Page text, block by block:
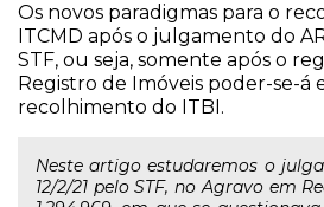
Os novos paradigmas para o
ITCMD após o julgamento do
STF, ou seja, somente após o
Registro de Imóveis poder-se-á
recolhimento do ITBI.
Neste artigo estudaremos o
12/2/21 pelo STF, no Agravo em